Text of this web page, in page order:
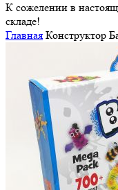
К сожелении в
складе!
Главная Конструктор